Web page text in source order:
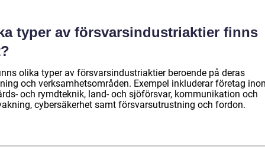
typer av försvarsindustriaktier finns
olika typer av försvarsindustriaktier beroende på deras
och verksamhetsområden. Exempel inkluderar företag
och rymdteknik, land- och sjöförsvar, kommunikation och
cybersäkerhet samt försvarsutrustning och fordon.